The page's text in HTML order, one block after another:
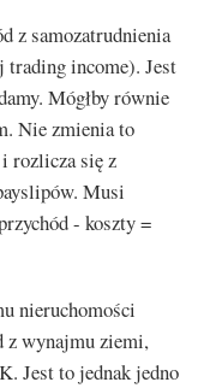
z samozatrudnienia
income). Jest
Mógłby równie
Nie zmienia to
rozlicza się z
Musi
- koszty =
nieruchomości
z wynajmu ziemi,
Jest to jednak jedno